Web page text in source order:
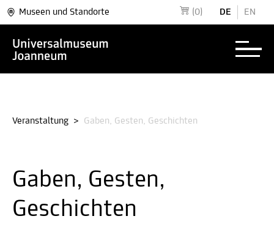
Museen und Standorte (0) DE EN
Veranstaltung > Gaben, Gesten, Geschichten
Gaben, Gesten,
Geschichten